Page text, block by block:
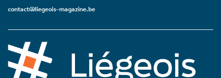
contact@liegeois-magazine.be